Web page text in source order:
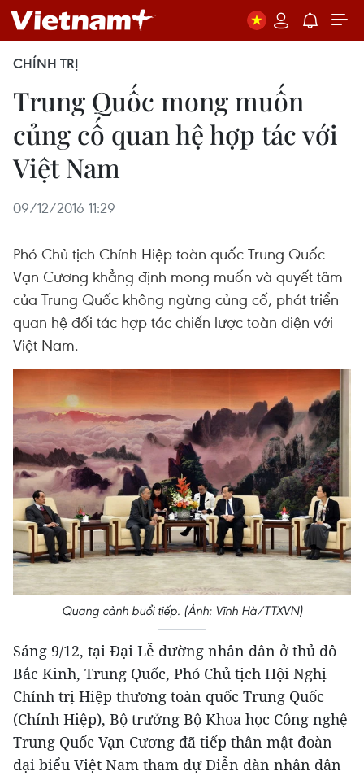
CHÍNH TRỊ
Trung Quốc mong muốn
củng cố quan hệ hợp tác với
Việt Nam
09/12/2016 11:29
Phó Chủ tịch Chính Hiệp toàn quốc Trung Quốc
Vạn Cương khẳng định mong muốn và quyết tâm
của Trung Quốc không ngừng củng cố, phát triển
quan hệ đối tác hợp tác chiến lược toàn diện với
Việt Nam.
Quang cảnh buổi tiếp. (Ảnh: Vĩnh Hà/TTXVN)
Sáng 9/12, tại Đại Lễ đường nhân dân ở thủ đô
Bắc Kinh, Trung Quốc, Phó Chủ tịch Hội Nghị
Chính trị Hiệp thương toàn quốc Trung Quốc
(Chính Hiệp), Bộ trưởng Bộ Khoa học Công nghệ
Trung Quốc Vạn Cương đã tiếp thân mật đoàn
đại biểu Việt Nam tham dự Diễn đàn nhân dân